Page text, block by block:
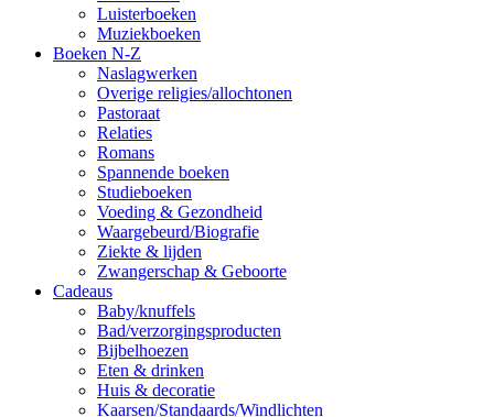
Luisterboeken
Muziekboeken
Boeken N-Z
Naslagwerken
Overige religies/allochtonen
Pastoraat
Relaties
Romans
Spannende boeken
Studieboeken
Voeding & Gezondheid
Waargebeurd/Biografie
Ziekte & lijden
Zwangerschap & Geboorte
Cadeaus
Baby/knuffels
Bad/verzorgingsproducten
Bijbelhoezen
Eten & drinken
Huis & decoratie
Kaarsen/Standaards/Windlichten